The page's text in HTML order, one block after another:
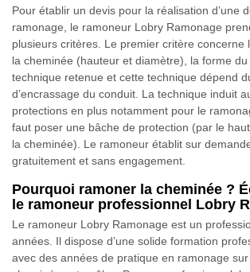
Pour établir un devis pour la réalisation d’une
ramonage, le ramoneur Lobry Ramonage
plusieurs critères. Le premier critère concerne
la cheminée (hauteur et diamètre), la forme
technique retenue et cette technique dépend
d’encrassage du conduit. La technique induit
protections en plus notamment pour le
faut poser une bâche de protection (par le
la cheminée). Le ramoneur établit sur
gratuitement et sans engagement.
Pourquoi ramoner la cheminée ?
le ramoneur professionnel Lobry
Le ramoneur Lobry Ramonage est un
années. Il dispose d’une solide formation
avec des années de pratique en ramonage